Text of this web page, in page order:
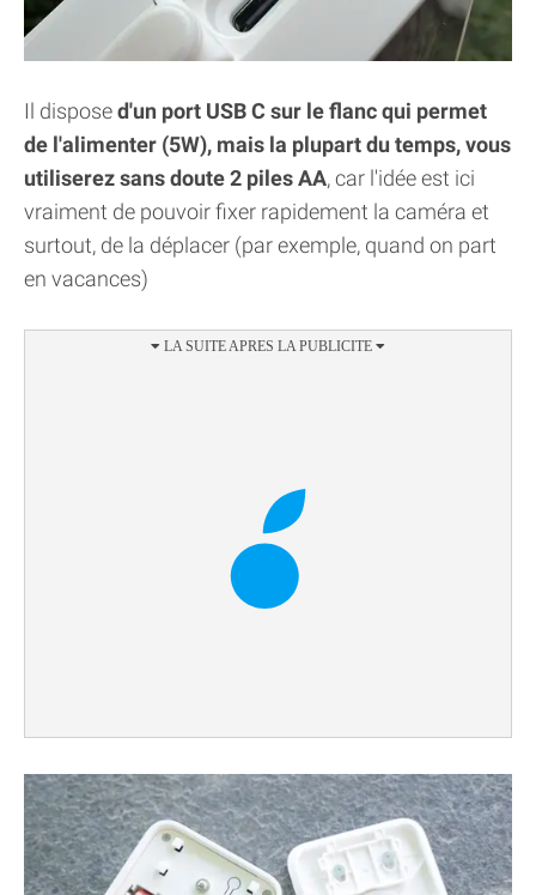
Il disposed'un port USB C sur le flanc qui permet
de l'alimenter (5W), mais la plupart du temps, vous
utiliserez sans doute 2 piles AA, car l'idée est ici
vraiment de pouvoir fixer rapidement la caméra et
surtout, de la déplacer (par exemple, quand on part
en vacances)